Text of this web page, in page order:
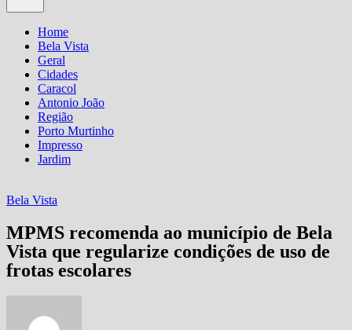
Home
Bela Vista
Geral
Cidades
Caracol
Antonio João
Região
Porto Murtinho
Impresso
Jardim
Bela Vista
MPMS recomenda ao município de Bela
Vista que regularize condições de uso de
frotas escolares